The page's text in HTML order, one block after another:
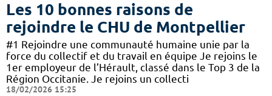
Les 10 bonnes raisons de
rejoindre le CHU de Montpellier
#1 Rejoindre une communauté humaine unie par la
force du collectif et du travail en équipe Je rejoins le
1er employeur de l’Hérault, classé dans le Top 3 de la
Région Occitanie. Je rejoins un collecti
18/02/2026 15:25